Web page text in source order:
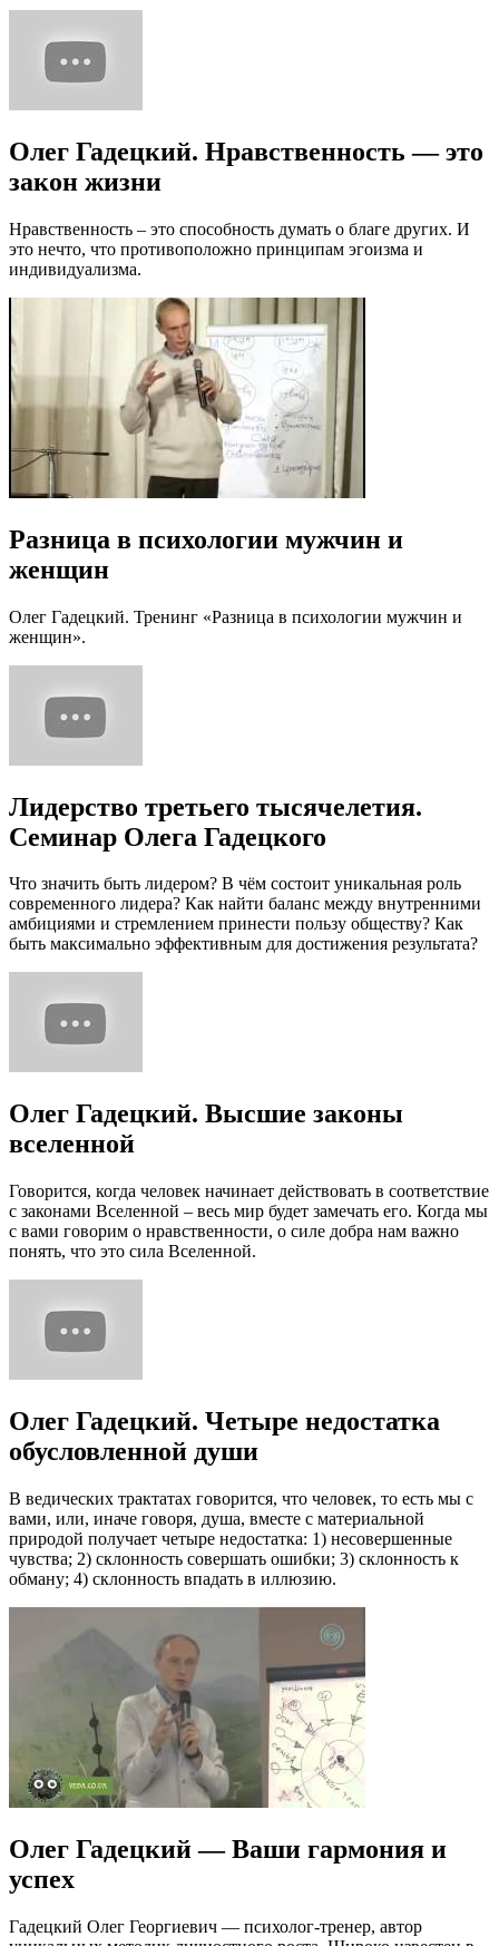
Олег Гадецкий. Нравственность — это
закон жизни
Нравственность – это способность думать о благе других. И
это нечто, что противоположно принципам эгоизма и
индивидуализма.
Разница в психологии мужчин и
женщин
Олег Гадецкий. Тренинг «Разница в психологии мужчин и
женщин».
Лидерство третьего тысячелетия.
Семинар Олега Гадецкого
Что значить быть лидером? В чём состоит уникальная роль
современного лидера? Как найти баланс между внутренними
амбициями и стремлением принести пользу обществу? Как
быть максимально эффективным для достижения результата?
Олег Гадецкий. Высшие законы
вселенной
Говорится, когда человек начинает действовать в соответствие
с законами Вселенной – весь мир будет замечать его. Когда мы
с вами говорим о нравственности, о силе добра нам важно
понять, что это сила Вселенной.
Олег Гадецкий. Четыре недостатка
обусловленной души
В ведических трактатах говорится, что человек, то есть мы с
вами, или, иначе говоря, душа, вместе с материальной
природой получает четыре недостатка: 1) несовершенные
чувства; 2) склонность совершать ошибки; 3) склонность к
обману; 4) склонность впадать в иллюзию.
Олег Гадецкий — Ваши гармония и
успех
Гадецкий Олег Георгиевич — психолог-тренер, автор